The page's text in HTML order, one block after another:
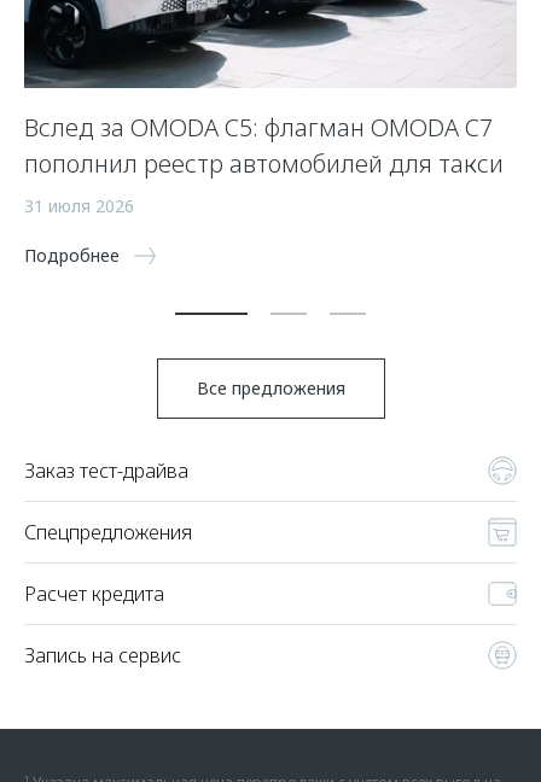
Вслед за OMODA C5: флагман OMODA C7
пополнил реестр автомобилей для такси
31 июля 2026
Подробнее
Все предложения
Заказ тест-драйва
Спецпредложения
Расчет кредита
Запись на сервис